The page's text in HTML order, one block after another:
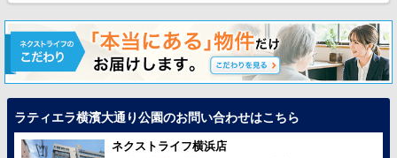
ラティエラ横濱大通り公園のお問い合わせはこちら
ネクストライフ横浜店